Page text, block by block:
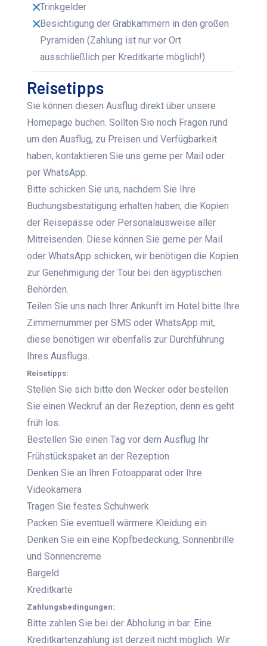
Trinkgelder
Besichtigung der Grabkammern in den großen
Pyramiden (Zahlung ist nur vor Ort
ausschließlich per Kreditkarte möglich!)
Reisetipps
Sie können diesen Ausflug direkt über unsere
Homepage buchen. Sollten Sie noch Fragen rund
um den Ausflug, zu Preisen und Verfügbarkeit
haben, kontaktieren Sie uns gerne per Mail oder
per WhatsApp.
Bitte schicken Sie uns, nachdem Sie Ihre
Buchungsbestätigung erhalten haben, die Kopien
der Reisepässe oder Personalausweise aller
Mitreisenden. Diese können Sie gerne per Mail
oder WhatsApp schicken, wir benötigen die Kopien
zur Genehmigung der Tour bei den ägyptischen
Behörden.
Teilen Sie uns nach Ihrer Ankunft im Hotel bitte Ihre
Zimmernummer per SMS oder WhatsApp mit,
diese benötigen wir ebenfalls zur Durchführung
Ihres Ausflugs.
Reisetipps:
Stellen Sie sich bitte den Wecker oder bestellen
Sie einen Weckruf an der Rezeption, denn es geht
früh los.
Bestellen Sie einen Tag vor dem Ausflug Ihr
Frühstückspaket an der Rezeption
Denken Sie an Ihren Fotoapparat oder Ihre
Videokamera
Tragen Sie festes Schuhwerk
Packen Sie eventuell wärmere Kleidung ein
Denken Sie ein eine Kopfbedeckung, Sonnenbrille
und Sonnencreme
Bargeld
Kreditkarte
Zahlungsbedingungen:
Bitte zahlen Sie bei der Abholung in bar. Eine
Kreditkartenzahlung ist derzeit nicht möglich. Wir